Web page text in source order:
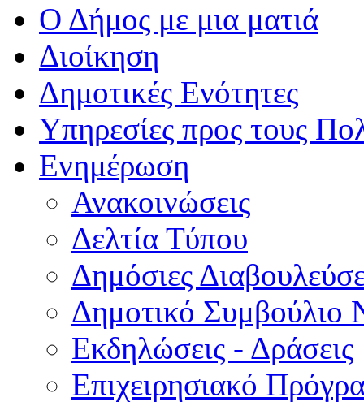
Ο Δήμος με μια ματιά
Διοίκηση
Δημοτικές Ενότητες
Υπηρεσίες προς τους
Ενημέρωση
Ανακοινώσεις
Δελτία Τύπου
Δημόσιες
Δημοτικό Συμβούλιο
Εκδηλώσεις - Δράσεις
Επιχειρησιακό